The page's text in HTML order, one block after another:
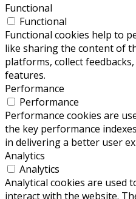
Functional
Functional
Functional cookies help to
like sharing the content of
platforms, collect
features.
Performance
Performance
Performance cookies are
the key performance
in delivering a better user
Analytics
Analytics
Analytical cookies are used
interact with the website.